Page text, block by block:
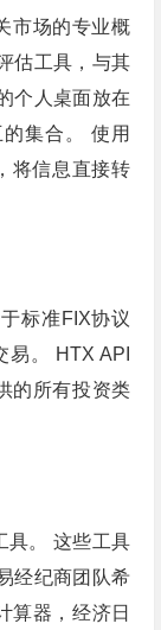
市场的专业概
估工具，与其
个人桌面放在
集合。 使用
将信息直接转
标准FIX协议
。 HTX API
的所有投资类
具。 这些工具
经纪商团队希
算器，经济日